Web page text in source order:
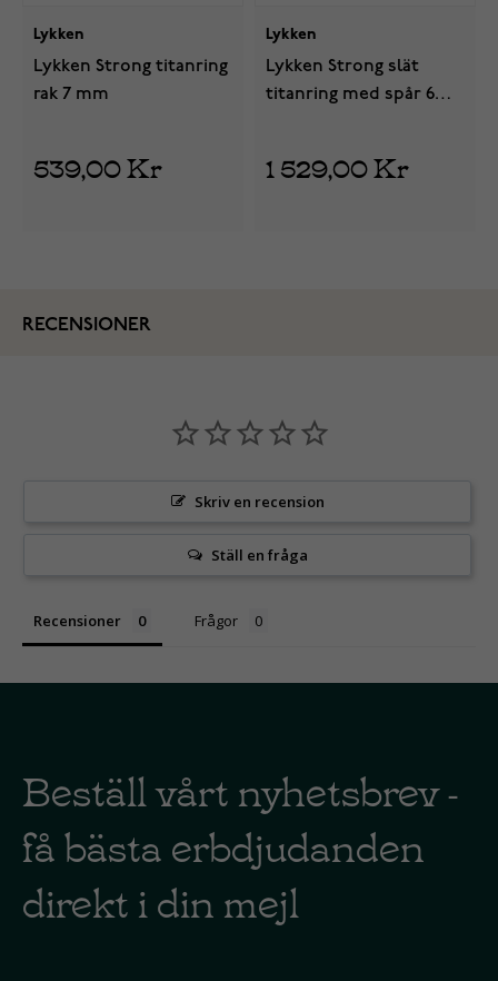
Lykken
Lykken Strong titanring
rak 7 mm
539,00 Kr
Lykken
Lykken Strong slät
titanring med spår 6
1 529,00 Kr
RECENSIONER
Skriv en recension
Ställ en fråga
Recensioner Frågor
Beställ vårt nyhetsbrev -
få bästa erbdjudanden
direkt i din mejl